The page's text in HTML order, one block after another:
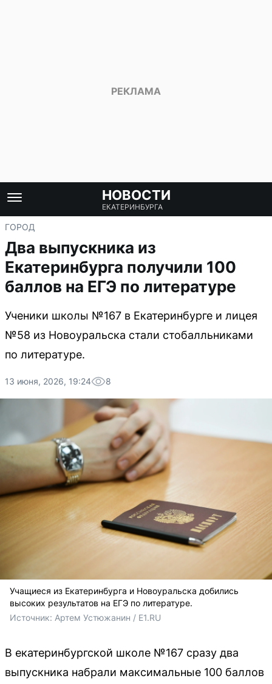
НОВОСТИ
ЕКАТЕРИНБУРГА
ГОРОД
Два выпускника из
Екатеринбурга получили 100
баллов на ЕГЭ по литературе
Ученики школы №167 в Екатеринбурге и лицея
№58 из Новоуральска стали стобалльниками
по литературе.
13 июня, 2026, 19:24 8
Учащиеся из Екатеринбурга и Новоуральска добились
высоких результатов на ЕГЭ по литературе.
Источник: Артем Устюжанин / E1.RU
В екатеринбургской школе №167 сразу два
выпускника набрали максимальные 100 баллов